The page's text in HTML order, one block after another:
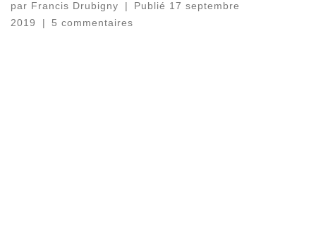
par Francis Drubigny Publié 17 septembre
2019
5 commentaires